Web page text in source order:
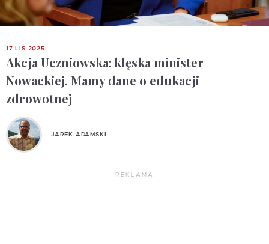
17 LIS 2025
Akcja Uczniowska: klęska minister
Nowackiej. Mamy dane o edukacji
zdrowotnej
JAREK ADAMSKI
REKLAMA